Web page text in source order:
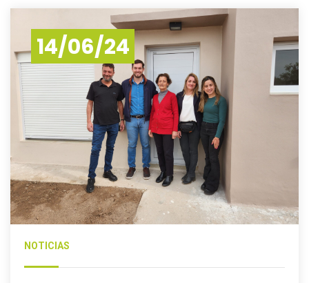
14/06/24
NOTICIAS